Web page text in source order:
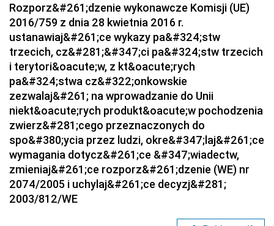
Rozporz&#261;dzenie wykonawcze Komisji (UE)
2016/759 z dnia 28 kwietnia 2016 r.
ustanawiaj&#261;ce wykazy pa&#324;stw
trzecich, cz&#281;&#347;ci pa&#324;stw trzecich
i terytori&oacute;w, z kt&oacute;rych
pa&#324;stwa cz&#322;onkowskie
zezwalaj&#261; na wprowadzanie do Unii
niekt&oacute;rych produkt&oacute;w pochodzenia
zwierz&#281;cego przeznaczonych do
spo&#380;ycia przez ludzi, okre&#347;laj&#261;ce
wymagania dotycz&#261;ce &#347;wiadectw,
zmieniaj&#261;ce rozporz&#261;dzenie (WE) nr
2074/2005 i uchylaj&#261;ce decyzj&#281;
2003/812/WE